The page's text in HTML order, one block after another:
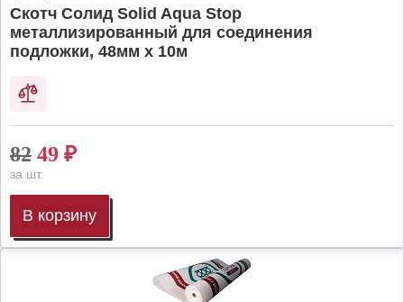
Скотч Солид Solid Aqua Stop
металлизированный для соединения
подложки, 48мм х 10м
82 49 ₽
за шт.
В корзину